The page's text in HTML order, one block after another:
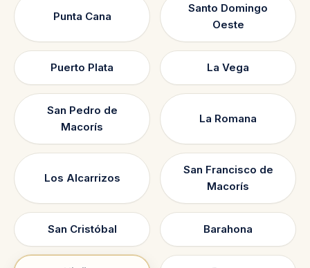
Punta Cana
Santo Domingo
Oeste
Puerto Plata La Vega
San Pedro de
Macorís
La Romana
Los Alcarrizos
San Francisco de
Macorís
San Cristóbal Barahona